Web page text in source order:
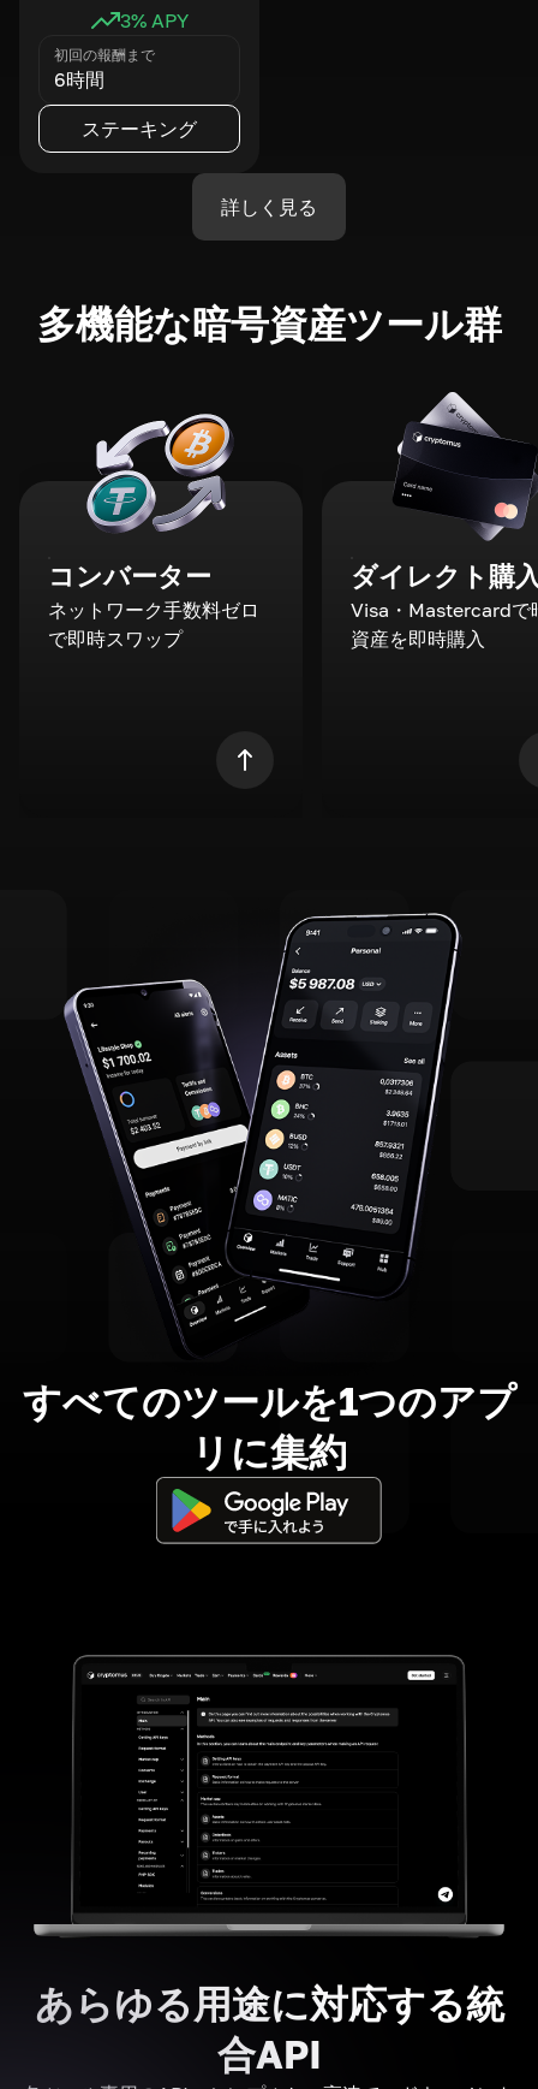
3% APY
初回の報酬まで
6時間
ステーキング
詳しく見る
多機能な暗号資産ツール群
コンバーター
ネットワーク手数料ゼロ
で即時スワップ
ダイレクト購
Visa・Mastercardで
資産を即時購入
すべてのツールを1つのアプ
リに集約
あらゆる用途に対応する統
合API